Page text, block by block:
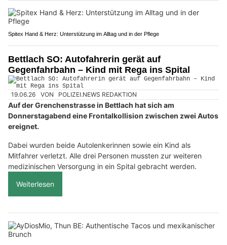
Spitex Hand & Herz: Unterstützung im Alltag und in der Pflege
Bettlach SO: Autofahrerin gerät auf
Gegenfahrbahn – Kind mit Rega ins Spital
19.06.26 VON POLIZEI.NEWS REDAKTION
Auf der Grenchenstrasse in Bettlach hat sich am
Donnerstagabend eine Frontalkollision zwischen zwei Autos
ereignet.
Dabei wurden beide Autolenkerinnen sowie ein Kind als
Mitfahrer verletzt. Alle drei Personen mussten zur weiteren
medizinischen Versorgung in ein Spital gebracht werden.
Weiterlesen